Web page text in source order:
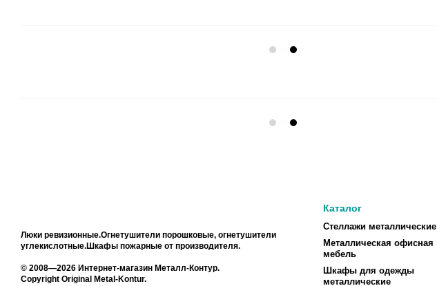
Люки ревизионные.Огнетушители порошковые, огнетушители
углекислотные.Шкафы пожарные от производителя.
© 2008—2026 Интернет-магазин Металл-Контур.
Copyright Original Metal-Kontur.
Каталог
Стеллажи металлические
Металлическая офисная
мебель
Шкафы для одежды
металлические